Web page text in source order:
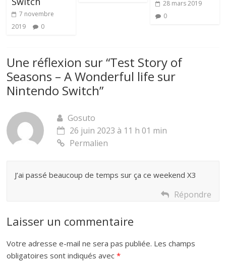
7 novembre
2019
0
28 mars 2019
0
Une réflexion sur “Test Story of
Seasons – A Wonderful life sur
Nintendo Switch”
Gosuto
26 juin 2023 à 11 h 01 min
Permalien
J’ai passé beaucoup de temps sur ça ce weekend X3
Répondre
Laisser un commentaire
Votre adresse e-mail ne sera pas publiée. Les champs
obligatoires sont indiqués avec*